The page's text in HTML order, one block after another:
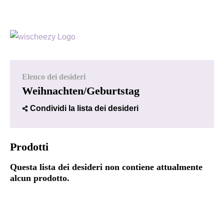
Elenco dei desideri
Weihnachten/Geburtstag
Condividi la lista dei desideri
Prodotti
Questa lista dei desideri non contiene attualmente
alcun prodotto.